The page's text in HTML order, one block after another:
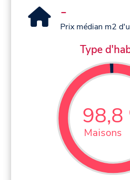
-
Prix médian m2
Type
98,8
Maisons